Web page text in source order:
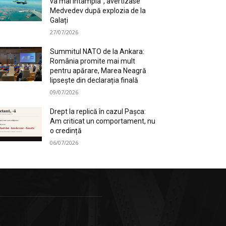
Medvedev după explozia de la
Galați
27/07/2026
Summitul NATO de la Ankara:
România promite mai mult
pentru apărare, Marea Neagră
lipsește din declarația finală
09/07/2026
Drept la replică în cazul Pașca:
Am criticat un comportament, nu
o credință
06/07/2026